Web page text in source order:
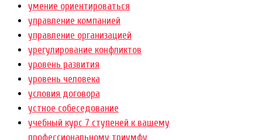
умение ориентироваться
управление компанией
управление организацией
урегулирование конфликтов
уровень развития
уровень человека
условия договора
устное собеседование
учебный курс 7 ступеней к вашему
профессиональному триумфу